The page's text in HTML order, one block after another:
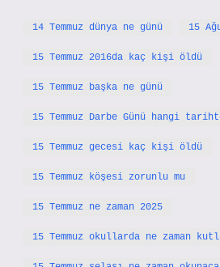
14 Temmuz dünya ne günü 15
15 Temmuz 2016da kaç kişi öldü
15 Temmuz başka ne günü
15 Temmuz Darbe Günü hangi
15 Temmuz gecesi kaç kişi öldü
15 Temmuz köşesi zorunlu mu
15 Temmuz ne zaman 2025
15 Temmuz okullarda ne zaman